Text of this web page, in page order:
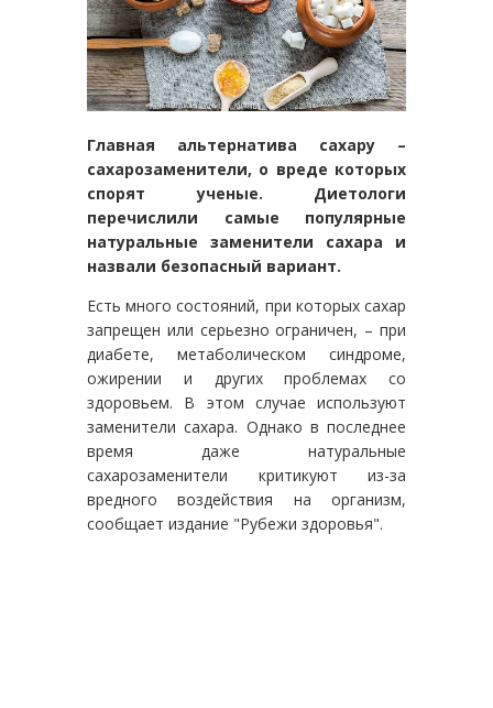
Главная альтернатива сахару –
сахарозаменители, о вреде которых
спорят ученые. Диетологи
перечислили самые популярные
натуральные заменители сахара и
назвали безопасный вариант.
Есть много состояний, при которых сахар
запрещен или серьезно ограничен, – при
диабете, метаболическом синдроме,
ожирении и других проблемах со
здоровьем. В этом случае используют
заменители сахара. Однако в последнее
время даже натуральные
сахарозаменители критикуют из-за
вредного воздействия на организм,
сообщает издание "Рубежи здоровья".